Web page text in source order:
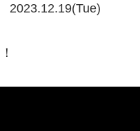
2023.12.19(Tue)